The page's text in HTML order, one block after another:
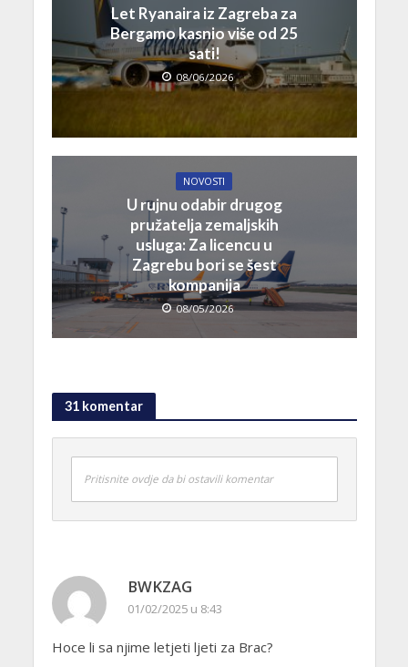
Let Ryanaira iz Zagreba za
Bergamo kasnio više od 25
sati!
08/06/2026
NOVOSTI
U rujnu odabir drugog
pružatelja zemaljskih
usluga: Za licencu u
Zagrebu bori se šest
kompanija
08/05/2026
31 komentar
Pritisnite ovdje da bi ostavili komentar
BWKZAG
01/02/2025 u 8:43
Hoce li sa njime letjeti ljeti za Brac?